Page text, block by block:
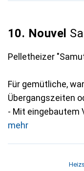
10. Nouvel
Pelletheizer
Für gemütliche,
Übergangszeiten
- Mit eingebautem
mehr